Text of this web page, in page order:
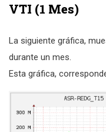
VTI (1 Mes)
La siguiente gráfica,
durante un mes.
Esta gráfica,